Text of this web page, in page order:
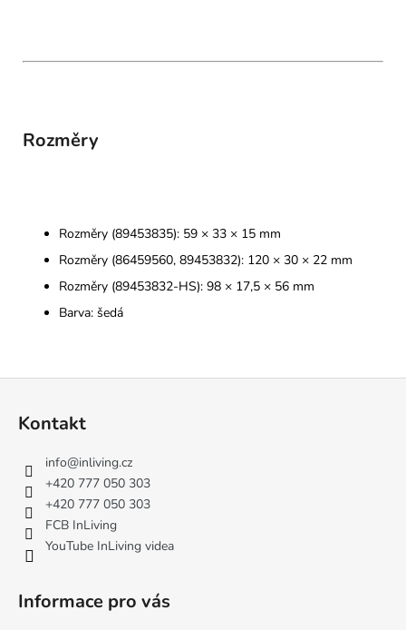
Rozměry
Rozměry (89453835): 59 × 33 × 15 mm
Rozměry (86459560, 89453832): 120 × 30 × 22 mm
Rozměry (89453832-HS): 98 × 17,5 × 56 mm
Barva: šedá
Kontakt
info@inliving.cz
+420 777 050 303
+420 777 050 303
FCB InLiving
YouTube InLiving videa
Informace pro vás